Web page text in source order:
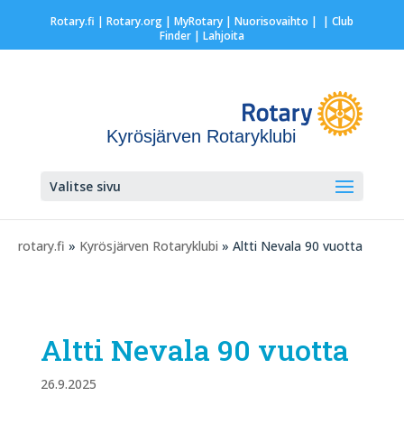
Rotary.fi | Rotary.org| MyRotary | Nuorisovaihto | | Club
Finder| Lahjoita
Kyrösjärven Rotaryklubi
Valitse sivu
rotary.fi » Kyrösjärven Rotaryklubi » Altti Nevala 90 vuotta
Altti Nevala 90 vuotta
26.9.2025